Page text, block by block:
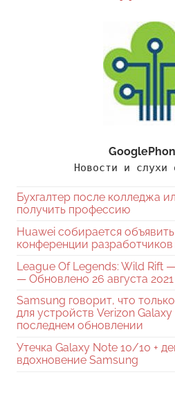
Новости и
Бухгалтер после колледжа
получить профессию
Huawei собирается
конференции разработчиков
League Of Legends: Wild Rift
— Обновлено 26 августа 2021
Samsung говорит, что
для устройств Verizon
последнем обновлении
Утечка Galaxy Note 10/10 +
вдохновение Samsung